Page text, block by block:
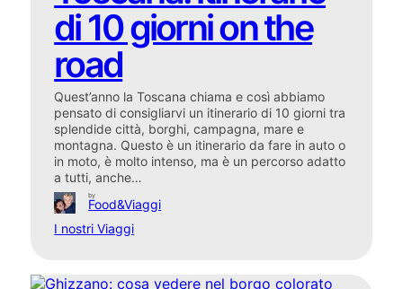
di 10 giorni on the
road
Quest’anno la Toscana chiama e così abbiamo
pensato di consigliarvi un itinerario di 10 giorni tra
splendide città, borghi, campagna, mare e
montagna. Questo è un itinerario da fare in auto o
in moto, è molto intenso, ma è un percorso adatto
a tutti, anche…
by
Food&Viaggi
I nostri Viaggi